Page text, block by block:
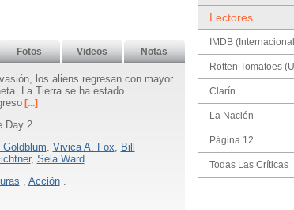
Fotos Videos Notas
los aliens regresan con mayor
La Tierra se ha estado
[...]
Day 2
. Vivica A. Fox, Bill
, Sela Ward.
, Acción.
Lectores
IMDB
Rotten Tomatoes
Clarín
La Nación
Página 12
Todas Las Críticas